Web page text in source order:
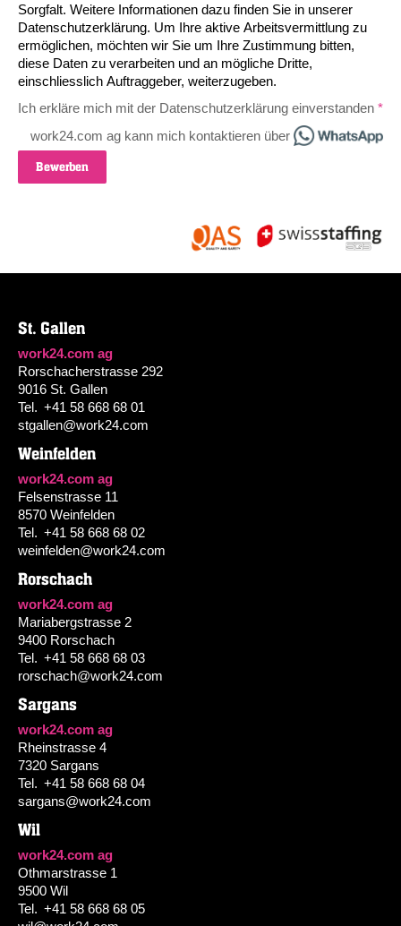
Sorgfalt. Weitere Informationen dazu finden Sie in unserer
Datenschutzerklärung. Um Ihre aktive Arbeitsvermittlung zu
ermöglichen, möchten wir Sie um Ihre Zustimmung bitten,
diese Daten zu verarbeiten und an mögliche Dritte,
einschliesslich Auftraggeber, weiterzugeben.
Ich erkläre mich mit der Datenschutzerklärung einverstanden
work24.com ag kann mich kontaktieren über
Bewerben
St. Gallen
work24.com ag
Rorschacherstrasse 292
9016 St. Gallen
Tel. +41 58 668 68 01
stgallen@work24.com
Weinfelden
work24.com ag
Felsenstrasse 11
8570 Weinfelden
Tel. +41 58 668 68 02
weinfelden@work24.com
Rorschach
work24.com ag
Mariabergstrasse 2
9400 Rorschach
Tel. +41 58 668 68 03
rorschach@work24.com
Sargans
work24.com ag
Rheinstrasse 4
7320 Sargans
Tel. +41 58 668 68 04
sargans@work24.com
Wil
work24.com ag
Othmarstrasse 1
9500 Wil
Tel. +41 58 668 68 05